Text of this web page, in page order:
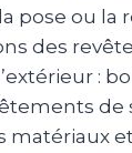
pose ou la
des
:
de
matériaux